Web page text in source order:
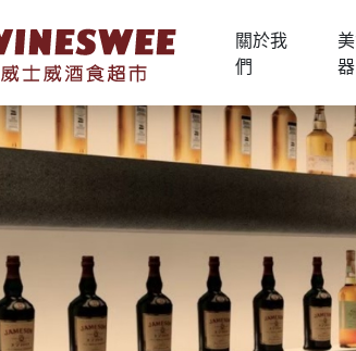
關於我
們
器